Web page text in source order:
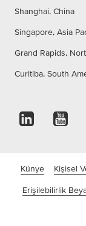
Shanghai, China
Singapore, Asia
Grand Rapids,
Curitiba, South
Künye Kişisel
Erişilebilirlik